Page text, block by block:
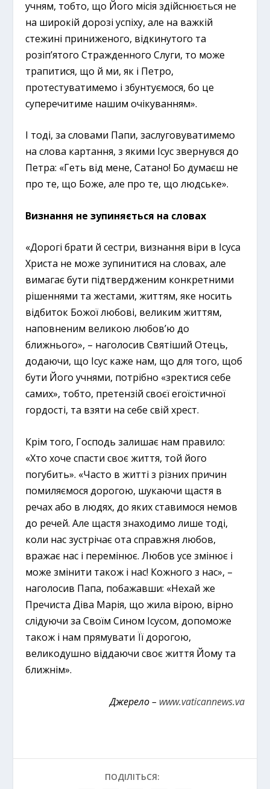
учням, тобто, що Його місія здійснюється не
на широкій дорозі успіху, але на важкій
стежині приниженого, відкинутого та
розіп’ятого Стражденного Слуги, то може
трапитися, що й ми, як і Петро,
протестуватимемо і збунтуємося, бо це
суперечитиме нашим очікуванням».
І тоді, за словами Папи, заслуговуватимемо
на слова картання, з якими Ісус звернувся до
Петра: «Геть від мене, Сатано! Бо думаєш не
про те, що Боже, але про те, що людське».
Визнання не зупиняється на словах
«Дорогі брати й сестри, визнання віри в Ісуса
Христа не може зупинитися на словах, але
вимагає бути підтвердженим конкретними
рішеннями та жестами, життям, яке носить
відбиток Божої любові, великим життям,
наповненим великою любов’ю до
ближнього», – наголосив Святіший Отець,
додаючи, що Ісус каже нам, що для того, щоб
бути Його учнями, потрібно «зректися себе
самих», тобто, претензій своєї егоїстичної
гордості, та взяти на себе свій хрест.
Крім того, Господь залишає нам правило:
«Хто хоче спасти своє життя, той його
погубить». «Часто в житті з різних причин
помиляємося дорогою, шукаючи щастя в
речах або в людях, до яких ставимося немов
до речей. Але щастя знаходимо лише тоді,
коли нас зустрічає ота справжня любов,
вражає нас і перемінює. Любов усе змінює і
може змінити також і нас! Кожного з нас», –
наголосив Папа, побажавши: «Нехай же
Пречиста Діва Марія, що жила вірою, вірно
слідуючи за Своїм Сином Ісусом, допоможе
також і нам прямувати Її дорогою,
великодушно віддаючи своє життя Йому та
ближнім».
Джерело – www.vaticannews.va
ПОДІЛІТЬСЯ: